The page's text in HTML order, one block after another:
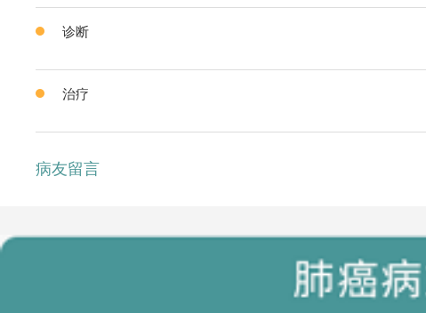
诊断
治疗
病友留言